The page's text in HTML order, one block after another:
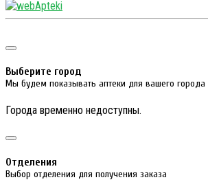
Выберите город
Мы будем показывать аптеки для вашего города
Города временно недоступны.
Отделения
Выбор отделения для получения заказа